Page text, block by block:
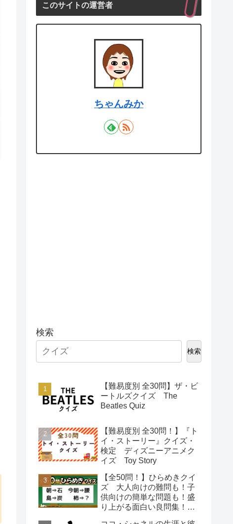
このサイトの運営者
ちゃんみか
検索
検索
【難易度別 全30問】ザ・ビ
ートルズクイズ The
Beatles Quiz
【難易度別 全30問！】『ト
イ・ストーリー』クイズ・
検定 ディズニーアニメク
イズ Toy Story
【全50問！】ひらめきクイ
ズ 大人向けの難問も！子
供向けの簡単な問題も！盛
り上がる面白い良問集！